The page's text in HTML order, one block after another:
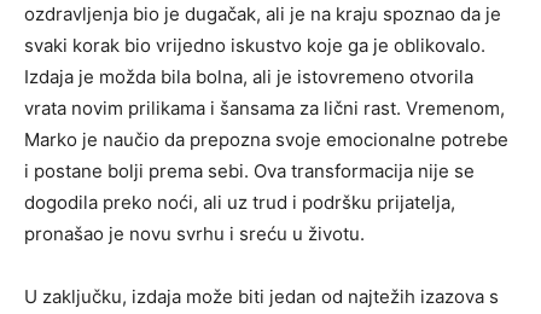
ozdravljenja bio je dugačak, ali je na kraju spoznao da je
svaki korak bio vrijedno iskustvo koje ga je oblikovalo.
Izdaja je možda bila bolna, ali je istovremeno otvorila
vrata novim prilikama i šansama za lični rast. Vremenom,
Marko je naučio da prepozna svoje emocionalne potrebe
i postane bolji prema sebi. Ova transformacija nije se
dogodila preko noći, ali uz trud i podršku prijatelja,
pronašao je novu svrhu i sreću u životu.
U zaključku, izdaja može biti jedan od najtežih izazova s